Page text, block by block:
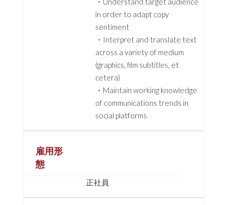
in order to adapt copy
sentiment
・Interpret and translate text
across a variety of medium
(graphics, film subtitles, et
cetera)
・Maintain working knowledge
of communications trends in
social platforms
雇用形
態
正社員